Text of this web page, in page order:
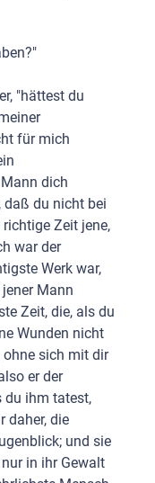
"hättest du
für mich
dich
daß du nicht bei
Zeit jene,
war der
Werk war,
Mann
Zeit, die, als du
Wunden nicht
ohne sich mit dir
er der
du ihm tatest,
daher, die
und sie
in ihr Gewalt